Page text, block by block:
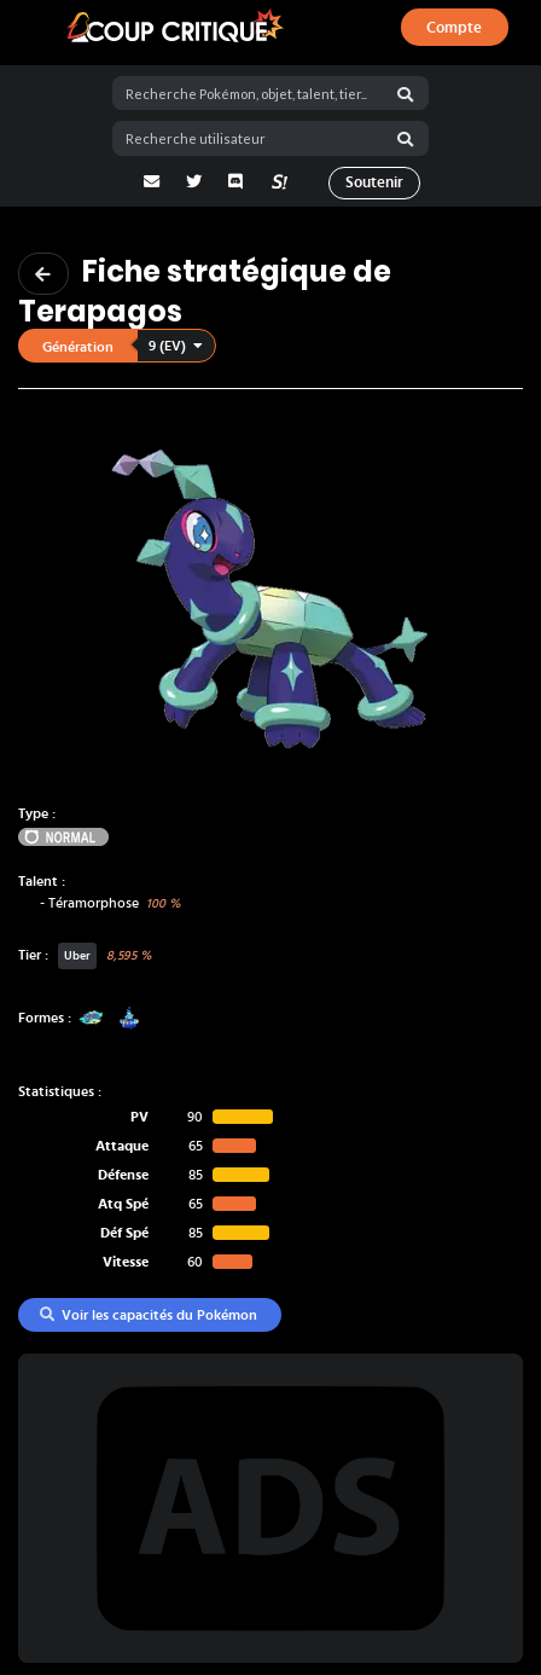
Coup Critique
Compte
adresse email
Twitter Discord La Salty Room sur Pokémon
Soutenir
Fiche stratégique de
Terapagos
Génération 9 (EV)
Type :
Normal
Talent :
- Téramorphose 100%
Tier : Uber 8,595%
Formes :
Statistiques :
PV
90
Attaque
65
Défense
85
Atq Spé
65
Déf Spé
85
Vitesse
60
Voir les capacités du Pokémon